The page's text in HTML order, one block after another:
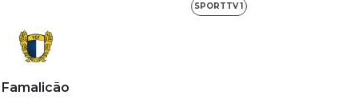
SPORTTV 1
Famalicão